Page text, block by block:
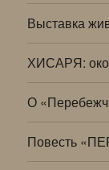
Выставка
ХИСАРЯ:
О
Повесть